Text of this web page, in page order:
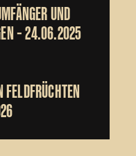
UND
– 24.06.2025
FELDFRÜCHTEN